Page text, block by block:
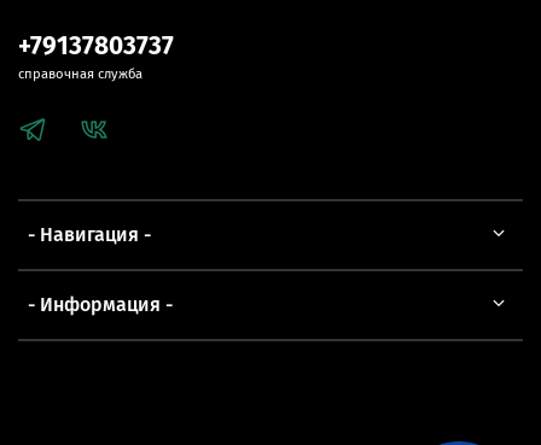
- Навигация -
- Информация -
+79137803737
справочная служба